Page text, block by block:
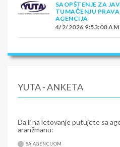
SAOPŠTENJE ZA
TUMAČENJU
AGENCIJA
4/2/2026 9:53:00 AM
YUTA - ANKETA
Da li na letovanje putujete sa
aranžmanu:
SA AGENCIJOM